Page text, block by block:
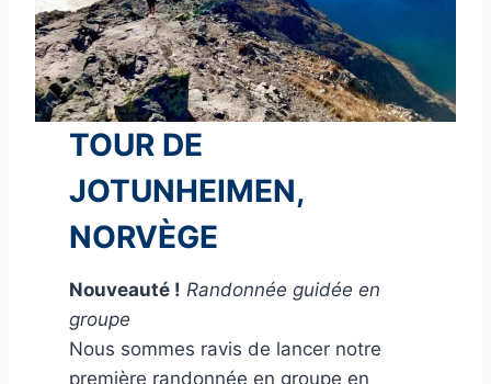
TOUR DE
JOTUNHEIMEN,
NORVÈGE
Nouveauté ! Randonnée guidée en
groupe
Nous sommes ravis de lancer notre
première randonnée en groupe en